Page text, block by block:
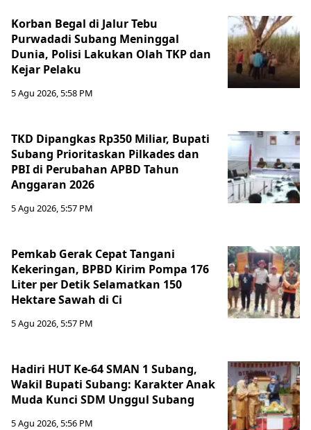
Korban Begal di Jalur Tebu
Purwadadi Subang Meninggal
Dunia, Polisi Lakukan Olah TKP dan
Kejar Pelaku
5 Agu 2026, 5:58 PM
TKD Dipangkas Rp350 Miliar, Bupati
Subang Prioritaskan Pilkades dan
PBI di Perubahan APBD Tahun
Anggaran 2026
5 Agu 2026, 5:57 PM
Pemkab Gerak Cepat Tangani
Kekeringan, BPBD Kirim Pompa 176
Liter per Detik Selamatkan 150
Hektare Sawah di Ci
5 Agu 2026, 5:57 PM
Hadiri HUT Ke-64 SMAN 1 Subang,
Wakil Bupati Subang: Karakter Anak
Muda Kunci SDM Unggul Subang
5 Agu 2026, 5:56 PM